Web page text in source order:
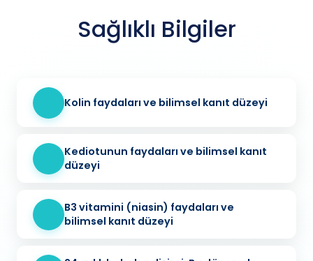
Sağlıklı Bilgiler
Kolin faydaları ve bilimsel kanıt düzeyi
Kediotunun faydaları ve bilimsel kanıt
düzeyi
B3 vitamini (niasin) faydaları ve
bilimsel kanıt düzeyi